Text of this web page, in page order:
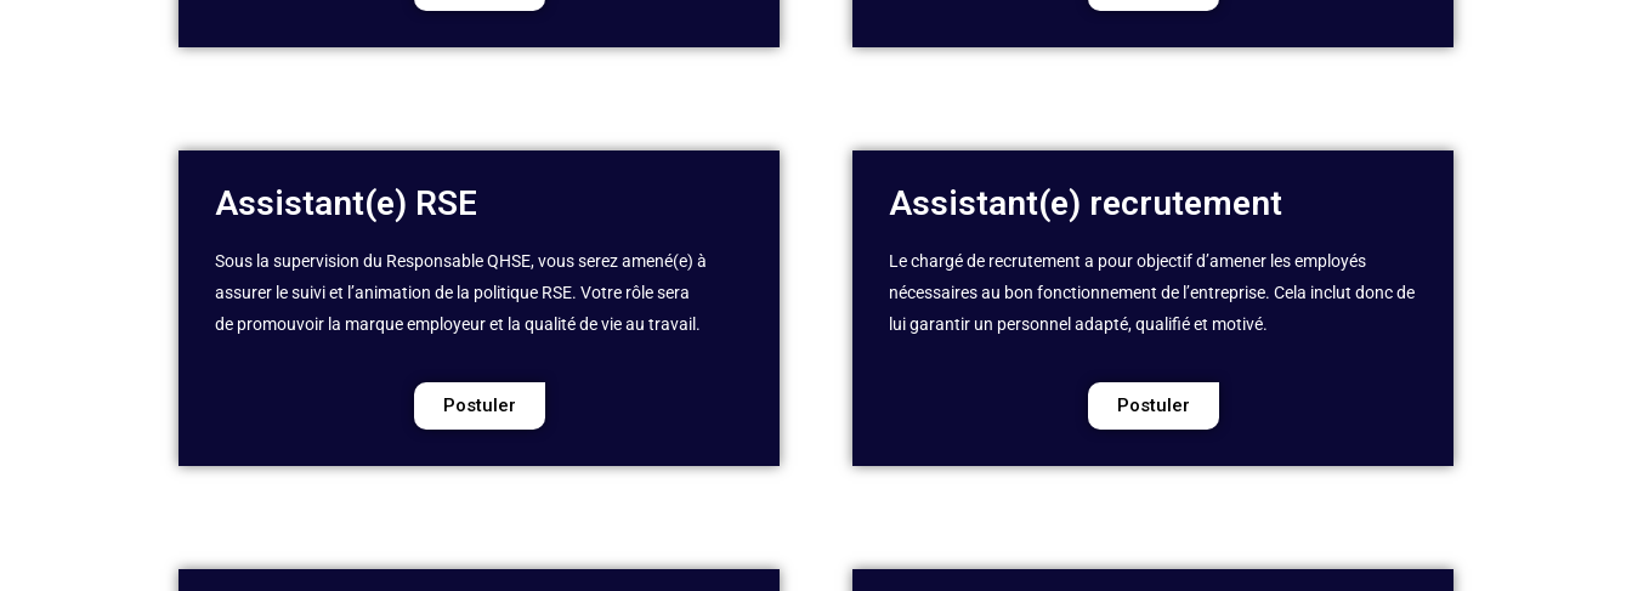
Assistant(e) RSE
Sous la supervision du Responsable QHSE, vous serez amené(e) à
assurer le suivi et l’animation de la politique RSE. Votre rôle sera
de promouvoir la marque employeur et la qualité de vie au travail.
Postuler
Assistant(e) recrutement
Le chargé de recrutement a pour objectif d’amener les employés
nécessaires au bon fonctionnement de l’entreprise. Cela inclut donc de
lui garantir un personnel adapté, qualifié et motivé.
Postuler